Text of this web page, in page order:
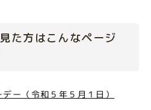
た方はこんなページ
ー（令和５年５月１日）